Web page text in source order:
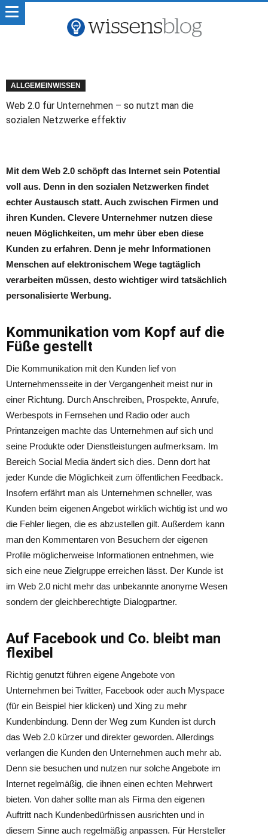
ALLGEMEINWISSEN
Web 2.0 für Unternehmen – so nutzt man die
sozialen Netzwerke effektiv
Mit dem Web 2.0 schöpft das Internet sein Potential
voll aus. Denn in den sozialen Netzwerken findet
echter Austausch statt. Auch zwischen Firmen und
ihren Kunden. Clevere Unternehmer nutzen diese
neuen Möglichkeiten, um mehr über eben diese
Kunden zu erfahren. Denn je mehr Informationen
Menschen auf elektronischem Wege tagtäglich
verarbeiten müssen, desto wichtiger wird tatsächlich
personalisierte Werbung.
Kommunikation vom Kopf auf die
Füße gestellt
Die Kommunikation mit den Kunden lief von
Unternehmensseite in der Vergangenheit meist nur in
einer Richtung. Durch Anschreiben, Prospekte, Anrufe,
Werbespots in Fernsehen und Radio oder auch
Printanzeigen machte das Unternehmen auf sich und
seine Produkte oder Dienstleistungen aufmerksam. Im
Bereich Social Media ändert sich dies. Denn dort hat
jeder Kunde die Möglichkeit zum öffentlichen Feedback.
Insofern erfährt man als Unternehmen schneller, was
Kunden beim eigenen Angebot wirklich wichtig ist und wo
die Fehler liegen, die es abzustellen gilt. Außerdem kann
man den Kommentaren von Besuchern der eigenen
Profile möglicherweise Informationen entnehmen, wie
sich eine neue Zielgruppe erreichen lässt. Der Kunde ist
im Web 2.0 nicht mehr das unbekannte anonyme Wesen
sondern der gleichberechtigte Dialogpartner.
Auf Facebook und Co. bleibt man
flexibel
Richtig genutzt führen eigene Angebote von
Unternehmen bei Twitter, Facebook oder auch Myspace
(für ein Beispiel hier klicken) und Xing zu mehr
Kundenbindung. Denn der Weg zum Kunden ist durch
das Web 2.0 kürzer und direkter geworden. Allerdings
verlangen die Kunden den Unternehmen auch mehr ab.
Denn sie besuchen und nutzen nur solche Angebote im
Internet regelmäßig, die ihnen einen echten Mehrwert
bieten. Von daher sollte man als Firma den eigenen
Auftritt nach Kundenbedürfnissen ausrichten und in
diesem Sinne auch regelmäßig anpassen. Für Hersteller